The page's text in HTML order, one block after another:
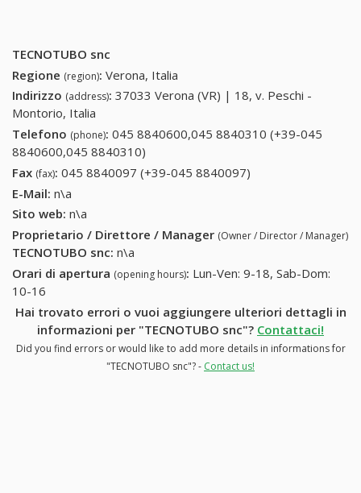
TECNOTUBO snc
Regione (region): Verona, Italia
Indirizzo (address): 37033 Verona (VR) | 18, v. Peschi -
Montorio, Italia
Telefono (phone): 045 8840600,045 8840310 (+39-045
8840600,045 8840310)
8840600,045 8840310)
Fax (fax): 045 8840097 (+39-045 8840097)
E-Mail: n\a
Sito web: n\a
Proprietario / Direttore / Manager (Owner / Director / Manager)
TECNOTUBO snc: n\a
Orari di apertura (opening hours): Lun-Ven: 9-18, Sab-Dom:
10-16
Hai trovato errori o vuoi aggiungere ulteriori dettagli in
informazioni per "TECNOTUBO snc"? Contattaci!
Did you find errors or would like to add more details in informations for
"TECNOTUBO snc"? - Contact us!